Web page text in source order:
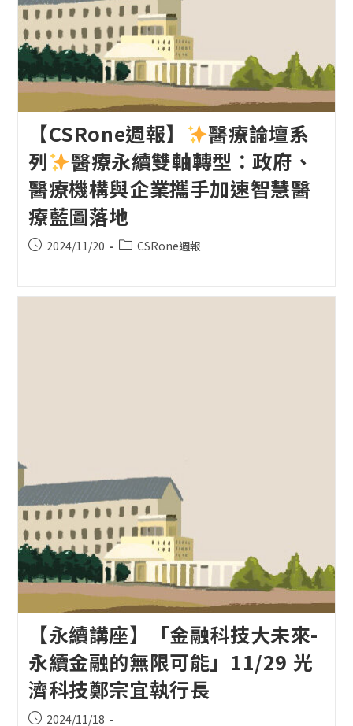
【CSRone週報】
醫療論壇系
列
醫療永續雙軸轉型：政府、
醫療機構與企業攜手加速智慧醫
療藍圖落地
Post2024/11/20
PostCSRone週報
【永續講座】「金融科技大未來-
永續金融的無限可能」11/29 光
濟科技鄭宗宜執行長
Post2024/11/18